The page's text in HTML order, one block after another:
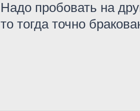
Надо пробовать на
то тогда точно